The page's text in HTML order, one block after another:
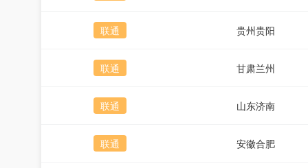
联通 贵州贵阳
联通 甘肃兰州
联通 山东济南
联通 安徽合肥